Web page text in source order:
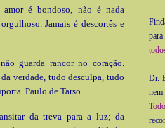
Dr.
é bondoso, não é nada
Jamais é descortês e
guarda rancor no coração.
verdade, tudo desculpa, tudo
Paulo de Tarso
da treva para a luz; da